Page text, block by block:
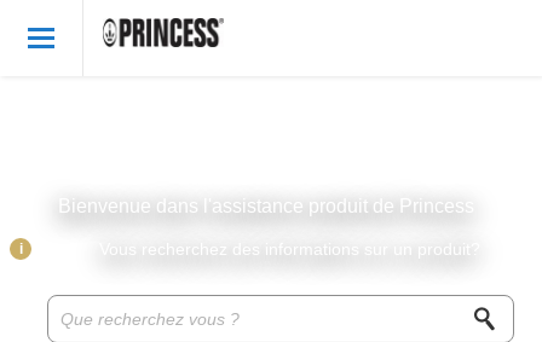
ProduitsBienvenue dans l'assistance produit de Princess
Vous recherchez des informations sur un produit?
i